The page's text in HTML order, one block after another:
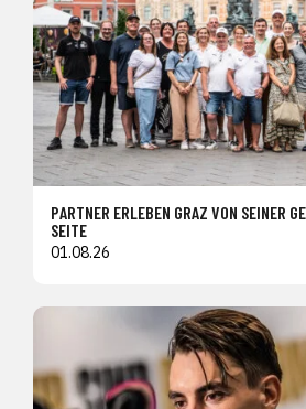
PARTNER ERLEBEN GRAZ VON SEINER
SEITE
01.08.26